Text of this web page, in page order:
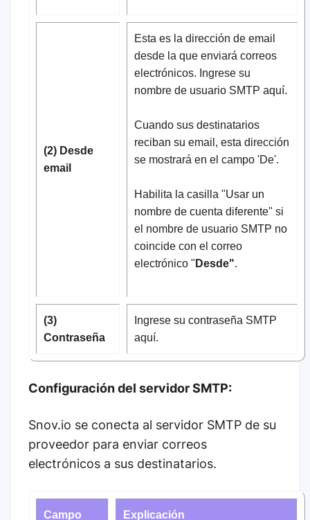
(2) Desde
email
Esta es la dirección de email
desde la que enviará correos
electrónicos. Ingrese su
nombre de usuario SMTP aquí.
Cuando sus destinatarios
reciban su email, esta dirección
se mostrará en el campo 'De'.
Habilita la casilla "Usar un
nombre de cuenta diferente" si
el nombre de usuario SMTP no
coincide con el correo
electrónico "Desde".
(3)
Contraseña
Ingrese su contraseña SMTP
aquí.
Configuración del servidor SMTP:
Snov.io se conecta al servidor SMTP de su
proveedor para enviar correos
electrónicos a sus destinatarios.
Campo Explicación